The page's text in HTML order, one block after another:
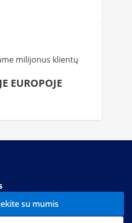
milijonus klientų
EUROPOJE
su mumis